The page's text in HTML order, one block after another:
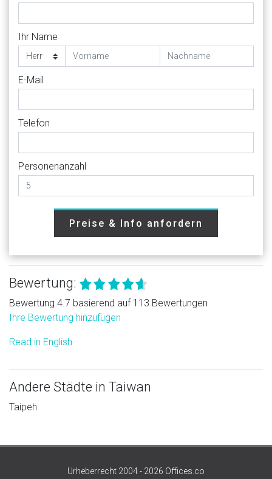
Ihr Name
E-Mail
Telefon
Personenanzahl
Preise & Info anfordern
Bewertung:
Bewertung 4.7 basierend auf 113 Bewertungen
Ihre Bewertung hinzufügen
Read in English
Andere Städte in Taiwan
Taipeh
Urheberrecht 2004 - 2026 Offices.co